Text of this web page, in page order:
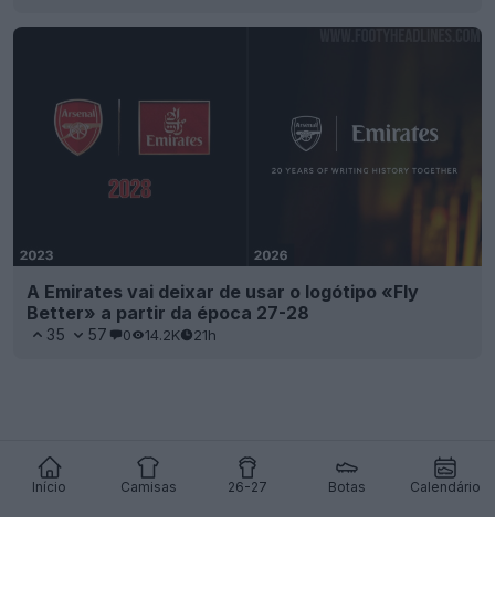
Início Camisas 26-27 Botas Calendário
A Emirates vai deixar de usar o logótipo «Fly
Better» a partir da época 27-28
35 57 0 14.2K 21h